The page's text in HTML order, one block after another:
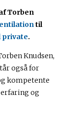
Torben
til
.
Knudsen,
også for
kompetente
og